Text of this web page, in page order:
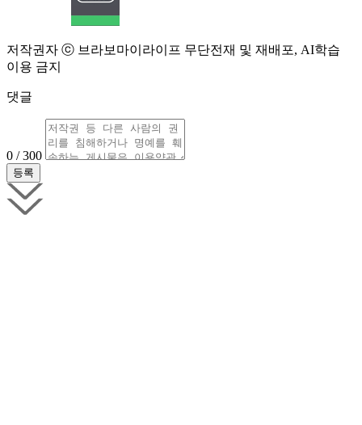
저작권자 ⓒ 브라보마이라이프 무단전재 및 재배포, AI학습
이용 금지
댓글
0 / 300